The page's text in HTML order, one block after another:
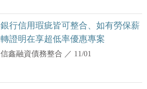
銀行信用瑕疵皆可整合、如有勞保薪
轉證明在享超低率優惠專案
信鑫融資債務整合 ／ 11/01